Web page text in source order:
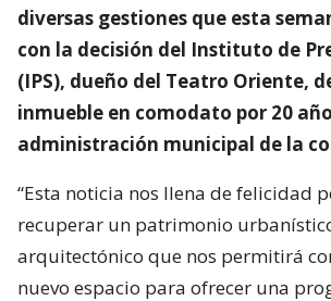
diversas gestiones que esta
con la decisión del Instituto de
(IPS), dueño del Teatro Oriente,
inmueble en comodato por 20
administración municipal de la
“Esta noticia nos llena de felicidad
recuperar un patrimonio
arquitectónico que nos permitirá
nuevo espacio para ofrecer una